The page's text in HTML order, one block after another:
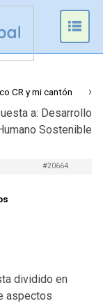
CR y mi cantón ›
a: Desarrollo
Sostenible
#20664
dividido en
aspectos